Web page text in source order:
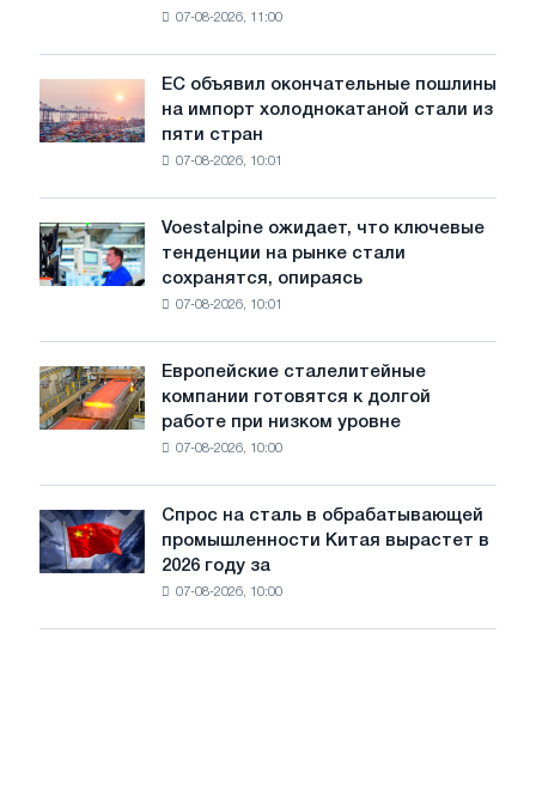
трамвайных
путей
Москвы
Ярославля
07-08-2026, 11:00
объявил
окончательные
холоднокатаной
стали
из
стран
ЕС объявил окончательные пошлины
на импорт холоднокатаной стали из
пяти стран
07-08-2026, 10:01
Voestalpine
ожидает,
что
рынке
стали
сохранятся,
на
диверсификацию
Voestalpine ожидает, что ключевые
тенденции на рынке стали
сохранятся, опираясь
07-08-2026, 10:01
Европейские
сталелитейные
компании
работе
при
низком
воды
Европейские сталелитейные
компании готовятся к долгой
работе при низком уровне
07-08-2026, 10:00
Спрос
на
сталь
Спрос на сталь в обрабатывающей
промышленности Китая вырастет в
2026 году за
07-08-2026, 10:00